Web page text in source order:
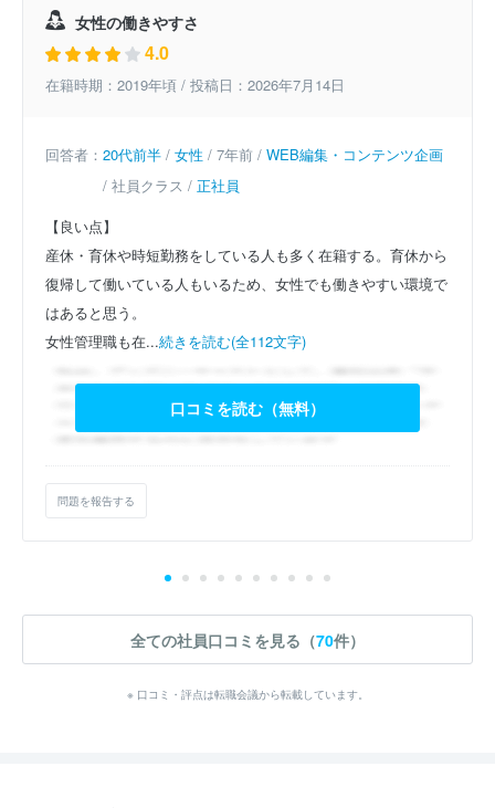
女性の働きやすさ
4.0
在籍時期：2019年頃 / 投稿日：2026年7月14日
回答者： 20代前半 / 女性 / 7年前 / WEB編集・コンテンツ企画
/ 社員クラス / 正社員
【良い点】
産休・育休や時短勤務をしている人も多く在籍する。育休から
復帰して働いている人もいるため、女性でも働きやすい環境で
はあると思う。
女性管理職も在...続きを読む(全112文字)
口コミを読む（無料）
問題を報告する
全ての社員口コミを見る（70件）
※ 口コミ・評点は転職会議から転載しています。